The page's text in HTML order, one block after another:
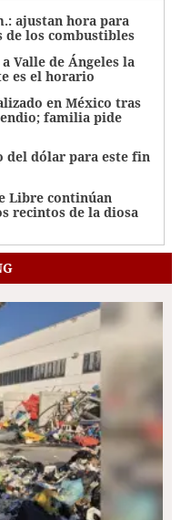
ajustan hora para
de los combustibles
Valle de Ángeles la
es el horario
en México tras
familia pide
del dólar para este fin
Libre continúan
recintos de la diosa